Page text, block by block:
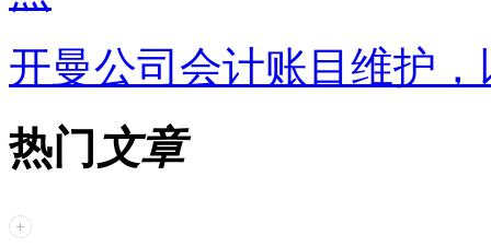
开曼公司会计账目维护
热门 文章